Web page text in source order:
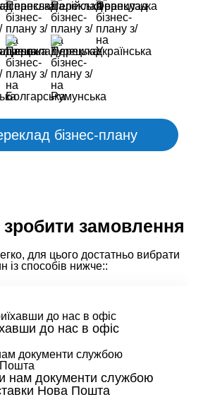
бізнес-плану
замовлення
для цього достатньо вибрати
із способів нижче::
до нас в офіс
нам документи службою
Нова Пошта